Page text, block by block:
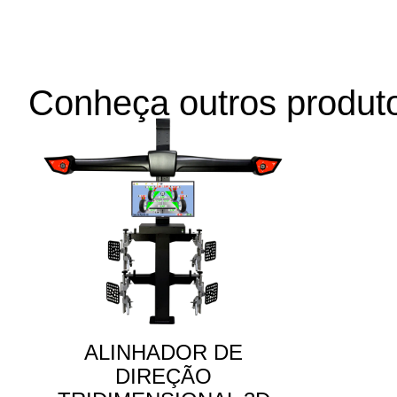
Conheça outros
ALINHADOR DE
DIREÇÃO